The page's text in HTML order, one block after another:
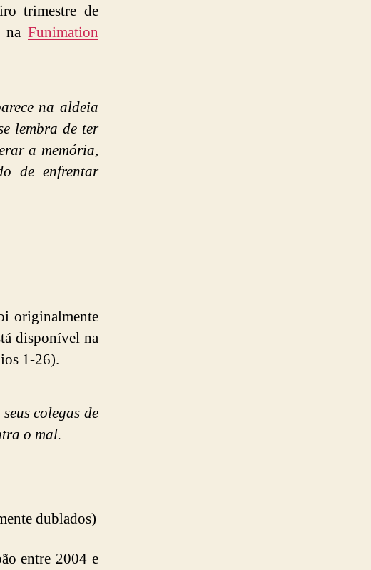
trimestre de
na Funimation
na aldeia
lembra de ter
a memória,
de enfrentar
originalmente
disponível na
1-26).
colegas de
o mal.
dublados)
entre 2004 e